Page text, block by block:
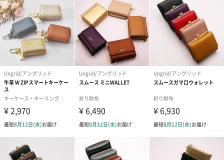
あり（280円）
メッセージカード（通常・写真・グリーティング）
誕生日や結婚祝い・出産祝いなど、様々なシーンのメッセージカ
ードを同梱します。
メッセージカードや封筒のデザインは一部変更する場合がありま
す。